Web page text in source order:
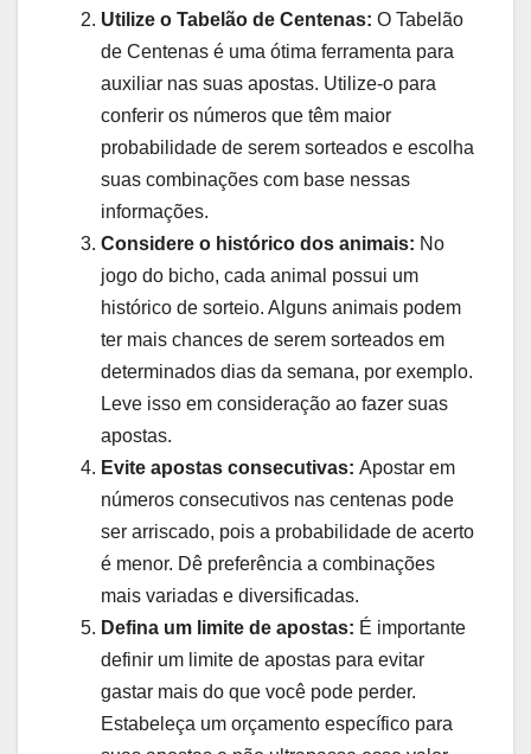
Utilize o Tabelão de Centenas: O Tabelão
de Centenas é uma ótima ferramenta para
auxiliar nas suas apostas. Utilize-o para
conferir os números que têm maior
probabilidade de serem sorteados e escolha
suas combinações com base nessas
informações.
Considere o histórico dos animais: No
jogo do bicho, cada animal possui um
histórico de sorteio. Alguns animais podem
ter mais chances de serem sorteados em
determinados dias da semana, por exemplo.
Leve isso em consideração ao fazer suas
apostas.
Evite apostas consecutivas: Apostar em
números consecutivos nas centenas pode
ser arriscado, pois a probabilidade de acerto
é menor. Dê preferência a combinações
mais variadas e diversificadas.
Defina um limite de apostas: É importante
definir um limite de apostas para evitar
gastar mais do que você pode perder.
Estabeleça um orçamento específico para